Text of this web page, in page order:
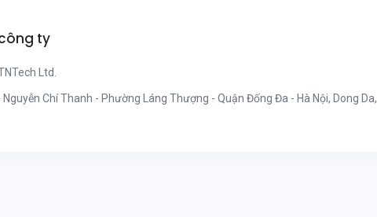
ty
Ltd.
Nguyễn Chí Thanh - Phường Láng Thượng - Quận Đống Đa - Hà Nội, Dong Da,